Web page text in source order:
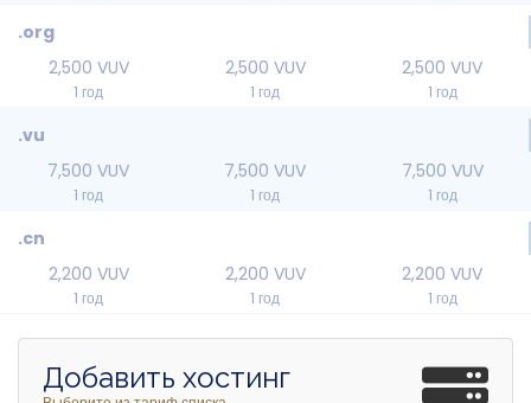
.org
2,500 VUV
1 год
2,500 VUV
1 год
2,500 VUV
1 год
.vu
7,500 VUV
1 год
7,500 VUV
1 год
7,500 VUV
1 год
.cn
2,200 VUV
1 год
2,200 VUV
1 год
2,200 VUV
1 год
Добавить хостинг